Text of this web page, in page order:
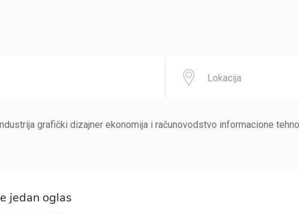
grafički dizajner ekonomija i računovodstvo informacione
jedan oglas